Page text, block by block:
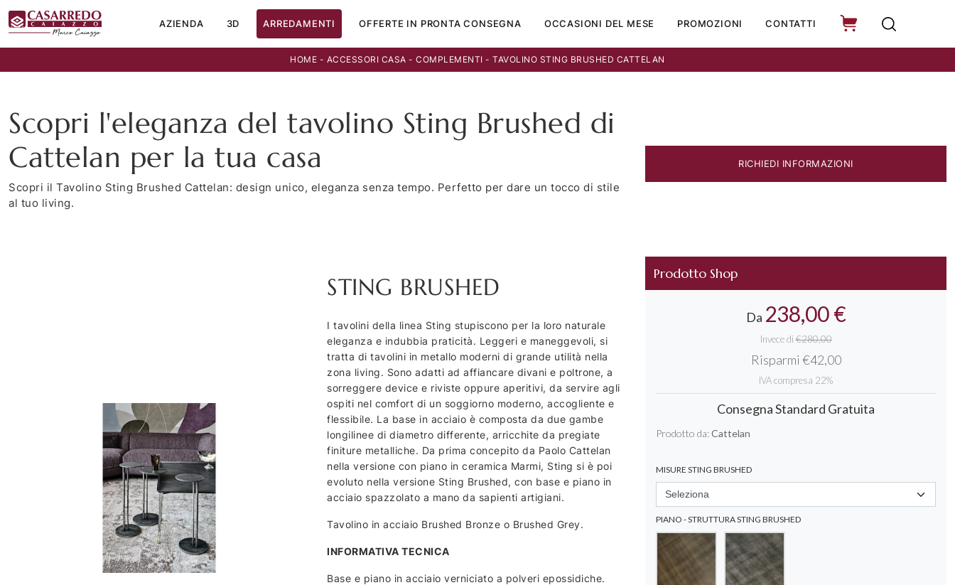
AZIENDA 3D ARREDAMENTI OFFERTE IN PRONTA CONSEGNA OCCASIONI DEL MESE PROMOZIONI CONTATTI
HOME - ACCESSORI CASA -COMPLEMENTI -TAVOLINO STING BRUSHED CATTELAN
Scopri l'eleganza del tavolino Sting Brushed di
Cattelan per la tua casa
Scopri il Tavolino Sting Brushed Cattelan: design unico, eleganza senza tempo. Perfetto per dare un tocco di stile
al tuo living.
RICHIEDI INFORMAZIONI
STING BRUSHED
I tavolini della linea Sting stupiscono per la loro naturale
eleganza e indubbia praticità. Leggeri e maneggevoli, si
tratta di tavolini in metallo moderni di grande utilità nella
zona living. Sono adatti ad affiancare divani e poltrone, a
sorreggere device e riviste oppure aperitivi, da servire agli
ospiti nel comfort di un soggiorno moderno, accogliente e
flessibile. La base in acciaio è composta da due gambe
longilinee di diametro differente, arricchite da pregiate
finiture metalliche. Da prima concepito da Paolo Cattelan
nella versione con piano in ceramica Marmi, Sting si è poi
evoluto nella versione Sting Brushed, con base e piano in
acciaio spazzolato a mano da sapienti artigiani.
Tavolino in acciaio Brushed Bronze o Brushed Grey.
INFORMATIVA TECNICA
Base e piano in acciaio verniciato a polveri epossidiche.